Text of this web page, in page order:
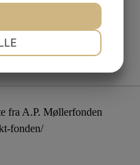
fra A.P. Møllerfonden
fonden/
STATISTIK